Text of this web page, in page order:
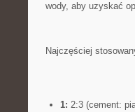
wody, aby uzyskać
Najczęściej
1: 2:3 (cement: